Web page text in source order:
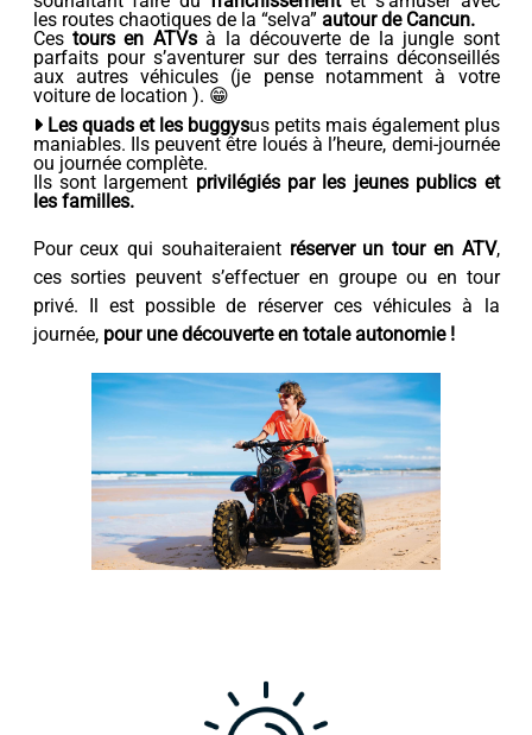
les routes chaotiques de la “selva” autour de Cancun.
Ces tours en ATVsà la découverte de la jungle sont
parfaits pour s’aventurer sur des terrains déconseillés
aux autres véhicules (je pense notamment à votre
voiture de location ). 😁
Les quads et les buggysus petits mais également plus
maniables. Ils peuvent être loués à l’heure, demi-journée
ou journée complète.
Ils sont largement privilégiés par les jeunes publics et
les familles.
Pour ceux qui souhaiteraient réserver un tour en ATV,
ces sorties peuvent s’effectuer en groupe ou en tour
privé. Il est possible de réserver ces véhicules à la
journée, pour une découverte en totale autonomie !